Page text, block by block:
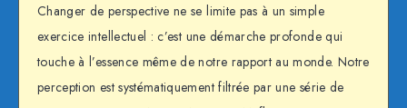
Changer de perspective ne se limite pas à un simple
exercice intellectuel : c’est une démarche profonde qui
touche à l’essence même de notre rapport au monde. Notre
perception est systématiquement filtrée par une série de